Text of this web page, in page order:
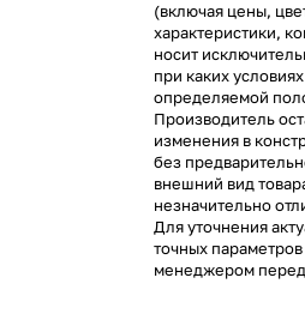
(включая цены,
характеристики,
носит
при каких
определяемой
Производитель
изменения в
без
внешний вид
незначительно
Для уточнения
точных
менеджером